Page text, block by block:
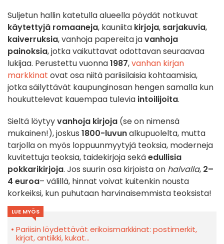
Suljetun hallin katetulla alueella pöydät notkuvat
käytettyjä romaaneja, kauniita kirjoja, sarjakuvia,
kaiverruksia, vanhoja papereita javanhoja
painoksia, jotka vaikuttavat odottavan seuraavaa
lukijaa. Perustettu vuonna1987,vanhan kirjan
markkinat ovat osa niitä pariisilaisia kohtaamisia,
jotka säilyttävät kaupunginosan hengen samalla kun
houkuttelevat kauempaa tulevia intoilijoita.
Sieltä löytyyvanhoja kirjoja (se on nimensä
mukainen!), joskus 1800-luvunalkupuolelta, mutta
tarjolla on myös loppuunmyytyjä teoksia, moderneja
kuvitettuja teoksia, taidekirjoja sekäedullisia
pokkarikirjoja. Jos suurin osa kirjoista on halvalla, 2–
4 euroa– välillä, hinnat voivat kuitenkin nousta
korkeiksi, kun puhutaan harvinaisemmista teoksista!
LUE MYÖS
Pariisin löydettävät erikoismarkkinat: postimerkit,
kirjat, antiikki, kukat...